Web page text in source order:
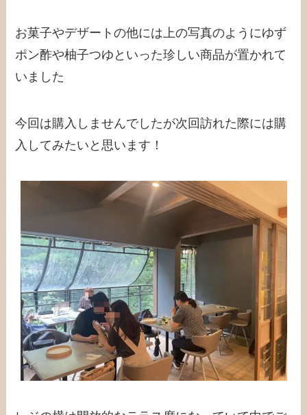
お菓子やデザートの他には上の写真のようにゆず
ポン酢や柚子つゆといった珍しい商品が置かれて
いました
今回は購入しませんでしたが次回訪れた際には購
入してみたいと思います！